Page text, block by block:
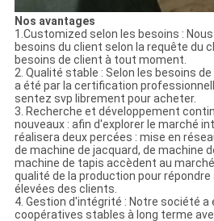
Nos avantages
1.Customized selon les besoins :
besoins du client selon la requête du
besoins de client à tout moment.
2. Qualité stable : Selon les besoins
a été par la certification
sentez svp librement pour acheter.
3. Recherche et développement
nouveaux : afin d'explorer le marché
réalisera deux percées : mise en
de machine de jacquard, de machine
machine de tapis accèdent au
qualité de la production pour répondre
élevées des clients.
4. Gestion d'intégrité : Notre société
coopératives stables à long terme